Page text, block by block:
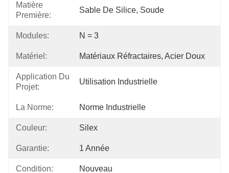
Matière
Première:
Sable De Silice, Soude
Modules: N = 3
Matériel: Matériaux Réfractaires, Acier Doux
Application Du
Projet:
Utilisation Industrielle
La Norme: Norme Industrielle
Couleur: Silex
Garantie: 1 Année
Condition: Nouveau